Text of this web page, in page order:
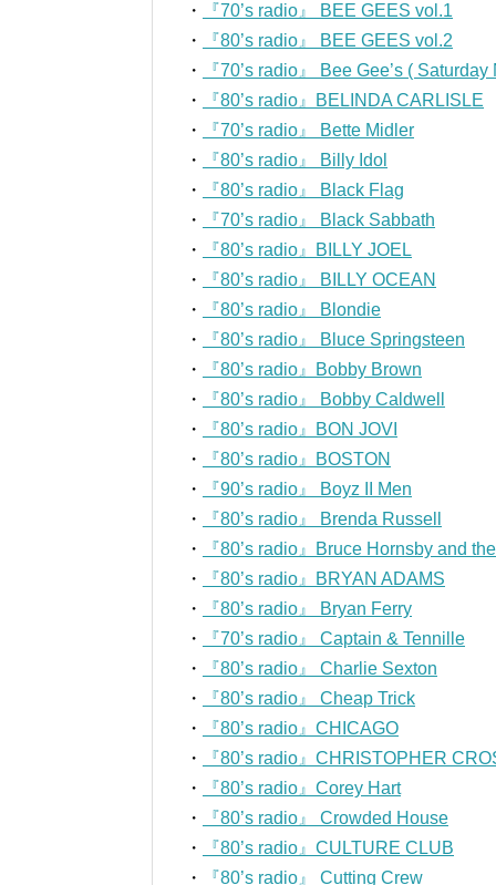
・
『70’s radio』 BEE GEES vol.1
・
『80’s radio』 BEE GEES vol.2
・
『70’s radio』 Bee Gee’s (
・
『80’s radio』BELINDA CARLISLE
・
『70’s radio』 Bette Midler
・
『80’s radio』 Billy Idol
・
『80’s radio』 Black Flag
・
『70’s radio』 Black Sabbath
・
『80’s radio』BILLY JOEL
・
『80’s radio』 BILLY OCEAN
・
『80’s radio』 Blondie
・
『80’s radio』 Bluce Springsteen
・
『80’s radio』Bobby Brown
・
『80’s radio』 Bobby Caldwell
・
『80’s radio』BON JOVI
・
『80’s radio』BOSTON
・
『90’s radio』 Boyz II Men
・
『80’s radio』 Brenda Russell
・
『80’s radio』Bruce Hornsby and
・
『80’s radio』BRYAN ADAMS
・
『80’s radio』 Bryan Ferry
・
『70’s radio』 Captain & Tennille
・
『80’s radio』 Charlie Sexton
・
『80’s radio』 Cheap Trick
・
『80’s radio』CHICAGO
・
『80’s radio』CHRISTOPHER
・
『80’s radio』Corey Hart
・
『80’s radio』 Crowded House
・
『80’s radio』CULTURE CLUB
・
『80’s radio』 Cutting Crew